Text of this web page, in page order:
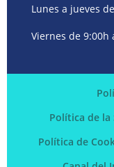
Lunes a jueves
Viernes de 9:00h
Política de la
Política de